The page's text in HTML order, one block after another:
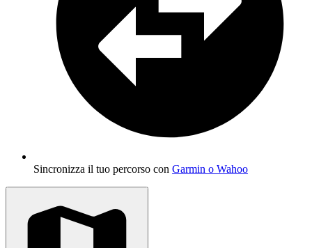
Sincronizza il tuo percorso con Garmin o Wahoo